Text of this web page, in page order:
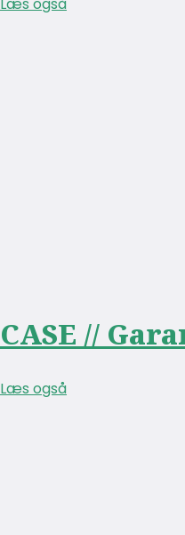
Læs også
CASE //
Læs også